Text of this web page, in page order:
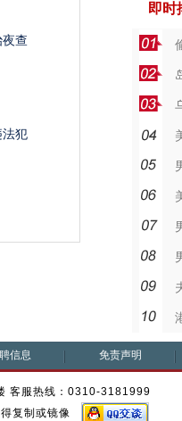
查
法犯
即时
信息 免责声明
客服热线：0310-3181999
复制或镜像